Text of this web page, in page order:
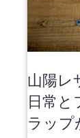
山陽レ
日常と
ラップ